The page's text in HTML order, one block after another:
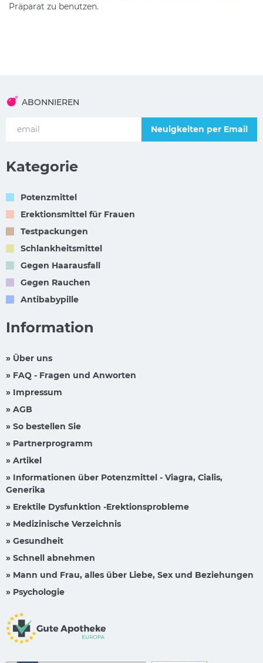
Präparat zu benutzen.
ABONNIEREN
Neuigkeiten per Email
Kategorie
Potenzmittel
Erektionsmittel für Frauen
Testpackungen
Schlankheitsmittel
Gegen Haarausfall
Gegen Rauchen
Antibabypille
Information
» Über uns
» FAQ - Fragen und Anworten
» Impressum
» AGB
» So bestellen Sie
» Partnerprogramm
» Artikel
» Informationen über Potenzmittel - Viagra, Cialis,
Generika
» Erektile Dysfunktion -Erektionsprobleme
» Medizinische Verzeichnis
» Gesundheit
» Schnell abnehmen
» Mann und Frau, alles über Liebe, Sex und Beziehungen
» Psychologie